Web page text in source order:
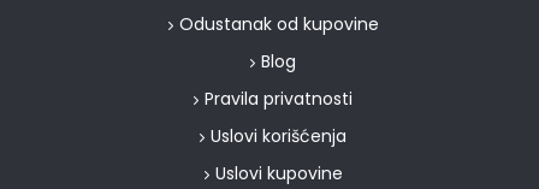
Odustanak od kupovine
Blog
Pravila privatnosti
Uslovi korišćenja
Uslovi kupovine